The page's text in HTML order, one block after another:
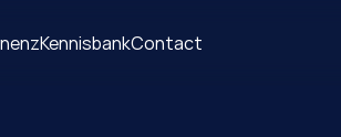
KennisbankContact